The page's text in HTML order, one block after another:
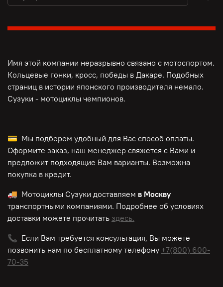
Имя этой компании неразрывно связано с мотоспортом.
Кольцевые гонки, кросс, победы в Дакаре. Подобных
страниц в истории японского производителя немало.
Сузуки - мотоциклы чемпионов.
💳 Мы подберем удобный для Вас способ оплаты.
Оформите заказ, наш менеджер свяжется с Вами и
предложит подходящие Вам варианты. Возможна
покупка в кредит.
🚚 Мотоциклы Сузуки доставляем в Москву
транспортными компаниями. Подробнее об условиях
доставки можете прочитать здесь.
📞 Если Вам требуется консультация, Вы можете
позвонить нам по бесплатному телефону +7(800) 600-
70-35